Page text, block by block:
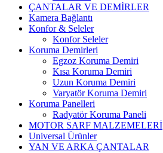
ÇANTALAR VE DEMİRLER
Kamera Bağlantı
Konfor & Seleler
Konfor Seleler
Koruma Demirleri
Egzoz Koruma Demiri
Kısa Koruma Demiri
Uzun Koruma Demiri
Varyatör Koruma Demiri
Koruma Panelleri
Radyatör Koruma Paneli
MOTOR SARF MALZEMELERİ
Universal Ürünler
YAN VE ARKA ÇANTALAR